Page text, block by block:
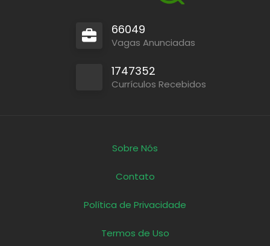
66049
Vagas Anunciadas
1747352
Currículos Recebidos
Sobre Nós
Contato
Política de Privacidade
Termos de Uso